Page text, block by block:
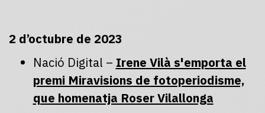
2 d’octubre de 2023
Nació Digital – Irene Vilà s'emporta el
premi Miravisions de fotoperiodisme,
que homenatja Roser Vilallonga